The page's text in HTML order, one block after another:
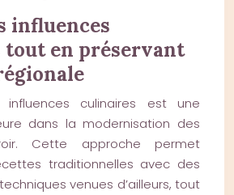
influences
en préservant
culinaires est une
dans la modernisation des
Cette approche permet
traditionnelles avec des
venues d’ailleurs, tout